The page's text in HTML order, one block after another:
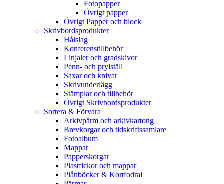
Fotopapper
Övrigt papper
Övrigt Papper och block
Skrivbordsprodukter
Hålslag
Konferenstillbehör
Linjaler och gradskivor
Penn- och prylställ
Saxar och knivar
Skrivunderlägg
Stämplar och tillbehör
Övrigt Skrivbordsprodukter
Sortera & Förvara
Arkivpärm och arkivkartong
Brevkorgar och tidskriftssamlare
Fotoalbum
Mappar
Papperskorgar
Plastfickor och mappar
Plånböcker & Kortfodral